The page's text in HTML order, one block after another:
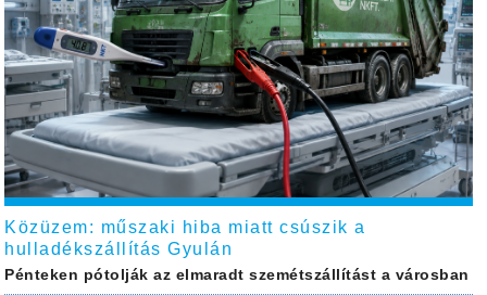
Közüzem: műszaki hiba miatt csúszik a
hulladékszállítás Gyulán
Pénteken pótolják az elmaradt szemétszállítást a városban